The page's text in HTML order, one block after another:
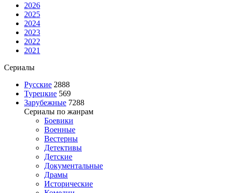
2026
2025
2024
2023
2022
2021
Сериалы
Русские 2888
Турецкие 569
Зарубежные 7288
Сериалы по жанрам
Боевики
Военные
Вестерны
Детективы
Детские
Документальные
Драмы
Исторические